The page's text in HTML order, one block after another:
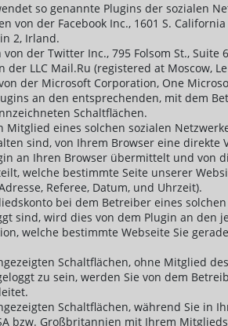
so genannte Plugins der sozialen
von der Facebook Inc., 1601 S.
2, Irland.
der Twitter Inc., 795 Folsom St., Suite
der LLC Mail.Ru (registered at Moscow,
der Microsoft Corporation, One
an den entsprechenden, mit dem
Schaltflächen.
Mitglied eines solchen sozialen
sind, von Ihrem Browser eine
an Ihren Browser übermittelt und von
welche bestimmte Seite unserer
Referee, Datum, und Uhrzeit).
bei dem Betreiber eines
sind, wird dies von dem Plugin an den
welche bestimmte Webseite Sie
Schaltflächen, ohne Mitglied
zu sein, werden Sie von dem
Schaltflächen, während Sie in
bzw. Großbritannien mit Ihrem